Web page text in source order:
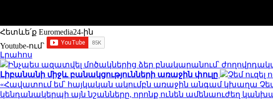
Հետևե՛ք Euromedia24-ին
Youtube-ում`
Լրահոս
Ինչպես ազատվել մոծակներից ձեր բնակարանում՝
Լիբանանի միջև բանակցությունների առաջին փուլը
Չեմ
«Հավատում եմ՝ հայկական ակումբն առաջին անգամ կխաղա
կենդանակերպի այն նշանները, որոնք ունեն ամենաուժեղ